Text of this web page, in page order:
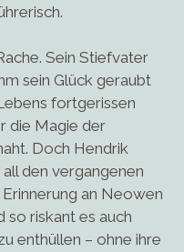
Sein Stiefvater
sein Glück geraubt
fortgerissen
die Magie der
Doch Hendrik
den vergangenen
an Neowen
so riskant es auch
enthüllen – ohne ihre